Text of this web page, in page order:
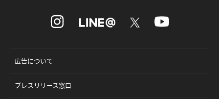
広告について
プレスリリース窓口